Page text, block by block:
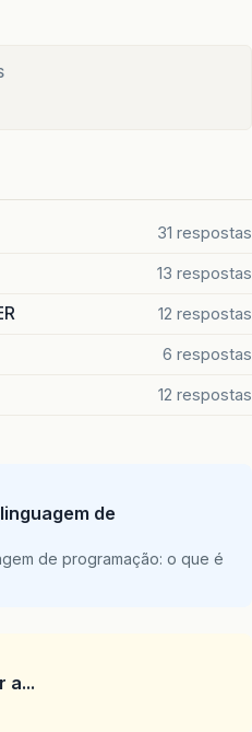
31 respostas
13 respostas
12 respostas
6 respostas
12 respostas
de
de programação: o que é
a...